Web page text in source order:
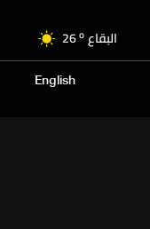
البقاع 26o
الجنوب 27o
28
English